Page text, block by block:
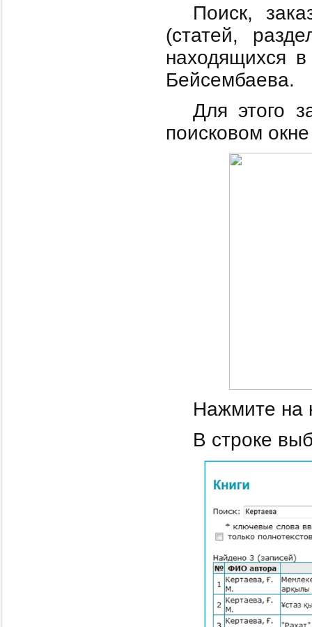
Поиск,
(статей,
находящихся
Бейсембаева.
Для этого
поисковом
Нажмите на
В строке